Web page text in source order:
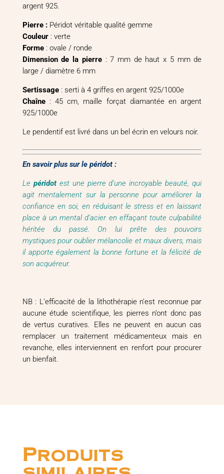
argent 925.
Pierre : Péridot véritable qualité gemme
Couleur: verte
Forme: ovale / ronde
Dimension de la pierre: 7 mm de haut x 5 mm de
large / diamètre 6 mm
Sertissage: serti à 4 griffes en argent 925/1000e
Chaîne: 45 cm, maille forçat diamantée en argent
925/1000e
Le pendentif est livré dans un bel écrin en velours noir.
En savoir plus sur le péridot :
Le péridotest une pierre d’une incroyable beauté, qui
agit mentalement sur la personne pour améliorer la
confiance en soi, en réduisant le stress et en laissant
place à un mental d’acier en effaçant toute culpabilité
héritée du passé. On lui prête des pouvoirs
mystiques pour oublier mélancolie et maux divers, mais
il apporte également la bonne fortune et la félicité de
son acquéreur.
NB : L’efficacité de la lithothérapie n’est reconnue par
aucune étude scientifique, les pierres n’ont donc pas
de vertus curatives. Elles ne peuvent en aucun cas
remplacer un traitement médicamenteux mais en
revanche, elles interviennent en renfort pour procurer
un bienfait.
Produits